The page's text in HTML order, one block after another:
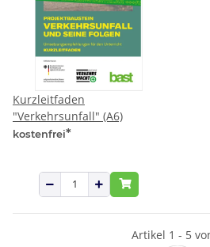
Kurzleitfaden
"Verkehrsunfall" (A6)
kostenfrei*
Artikel 1 - 5